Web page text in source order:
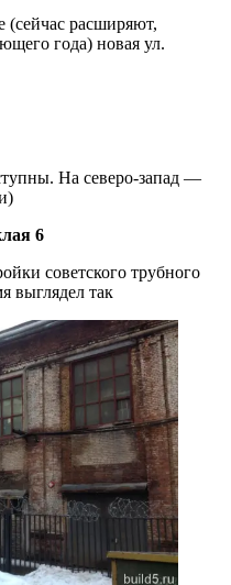
(сейчас расширяют,
года) новая ул.
На северо-запад —
6
советского трубного
выглядел так